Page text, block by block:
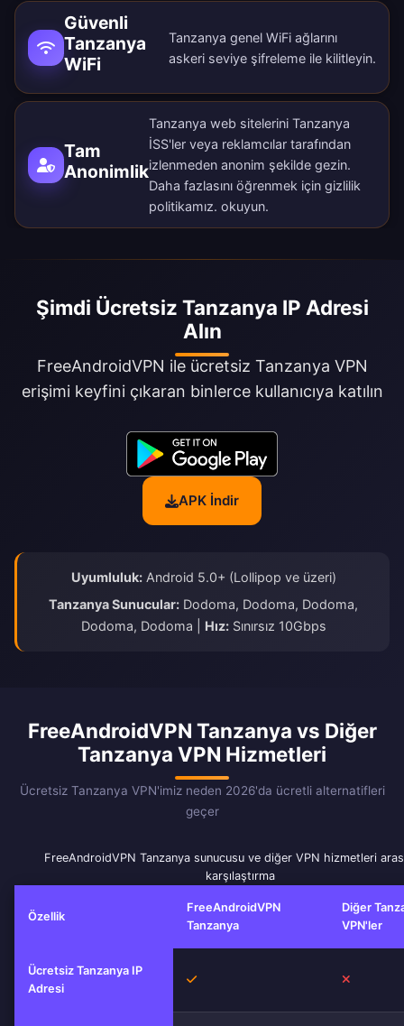
Güvenli
Tanzanya
WiFi
Tanzanya genel WiFi ağlarını
askeri seviye şifreleme ile kilitleyin.
Tam
Anonimlik
Tanzanya web sitelerini Tanzanya
İSS'ler veya reklamcılar tarafından
izlenmeden anonim şekilde gezin.
Daha fazlasını öğrenmek için gizlilik
politikamız. okuyun.
Şimdi Ücretsiz Tanzanya IP Adresi
Alın
FreeAndroidVPN ile ücretsiz Tanzanya VPN
erişimi keyfini çıkaran binlerce kullanıcıya katılın
APK İndir
Uyumluluk:Android 5.0+ (Lollipop ve üzeri)
Tanzanya Sunucular: Dodoma, Dodoma, Dodoma,
Dodoma, Dodoma | Hız:Sınırsız 10Gbps
FreeAndroidVPN Tanzanya vs Diğer
Tanzanya VPN Hizmetleri
Ücretsiz Tanzanya VPN'imiz neden 2026'da ücretli alternatifleri
geçer
FreeAndroidVPN Tanzanya sunucusu ve diğer VPN hizmetleri
karşılaştırma
Özellik
FreeAndroidVPN
Tanzanya
Diğer
VPN'ler
Ücretsiz Tanzanya IP
Adresi
Evet